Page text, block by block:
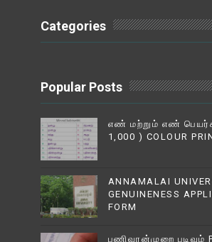
Categories
Popular Posts
எண் மற்றும் எண்
1,000 ) COLOUR
ANNAMALAI
GENUINENESS
FORM
பணிவரன்முறை படிவம்